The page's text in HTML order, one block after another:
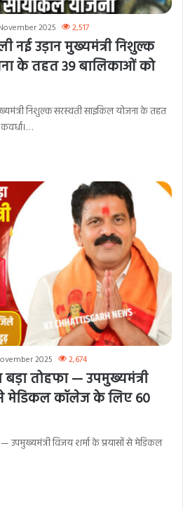
2025 2,517
नई उड़ान मुख्यमंत्री निशुल्क
के तहत 39 बालिकाओं को
निशुल्क सरस्वती साइकिल योजना के तहत
2025 2,674
तोहफा — उपमुख्यमंत्री
से मेडिकल कॉलेज के लिए 60
उपमुख्यमंत्री विजय शर्मा के प्रयासों से मेडिकल